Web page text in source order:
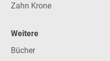
Zahn Krone
Weitere
Bücher